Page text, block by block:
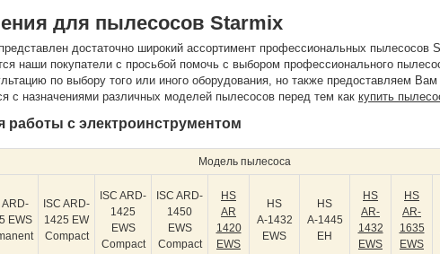
для пылесосов Starmix
достаточно широкий ассортимент профессиональных пылесосов
наши покупатели с просьбой помочь с выбором профессионального
по выбору того или иного оборудования, но также предоставляем
с назначениями различных моделей пылесосов перед тем как купить
с электроинструментом
Модель пылесоса
ARD-
EWS
ISC ARD-
1425 EW
Compact
ISC ARD-
1425
EWS
Compact
ISC ARD-
1450
EWS
Compact
HS
AR
1420
EWS
HS
А-1432
EWS
HS
А-1445
ЕН
HS
AR-
1432
EWS
HS
AR-
1635
EWS